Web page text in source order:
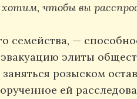
чтобы вы
семейства, —
элиты
розыском
ей